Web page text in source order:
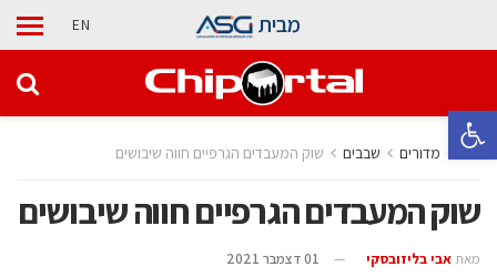
פתח סרגל נגישות
מבית EN
בית מדורים ‫שבבים‬ שוק המעבדים הגרפיים חווה שיבושים
שוק המעבדים הגרפיים חווה שיבושים
מאת אבי בליזובסקי
01 דצמבר 2021